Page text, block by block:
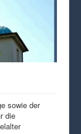
sowie der
die